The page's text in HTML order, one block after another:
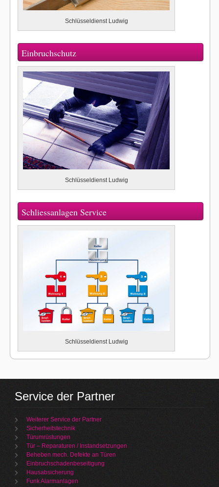
Schlüsseldienst Ludwig
Einbruchschutz
Schlüsseldienst Ludwig
Schliessanlagen Service
Schlüsseldienst Ludwig
Service der Partner
Weiterer Service der Partner
Sicherheitstechnik
Türumrüstungen
Tür – Reparaturen / Instandsetzungen
Beheben mech. Defekte an Türen
Einbruchschadenbeseitigung
Hausabsicherung
Funk Alarmanlagen